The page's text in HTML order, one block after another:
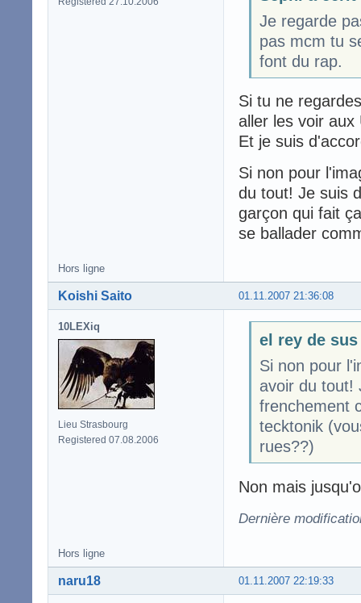
Je regarde
pas mcm tu
font du rap.
Si tu ne
aller les voir aux
Et je suis
Si non pour
du tout! Je suis
garçon qui fait
se ballader
Hors ligne
01.11.2007 21:36:08
Koishi Saito
10LEXiq
Lieu Strasbourg
Registered 07.08.2006
el rey de
Si non pour
avoir du tout!
frenchement
tecktonik
rues??)
Non mais
Dernière
Hors ligne
01.11.2007 22:19:33
naru18